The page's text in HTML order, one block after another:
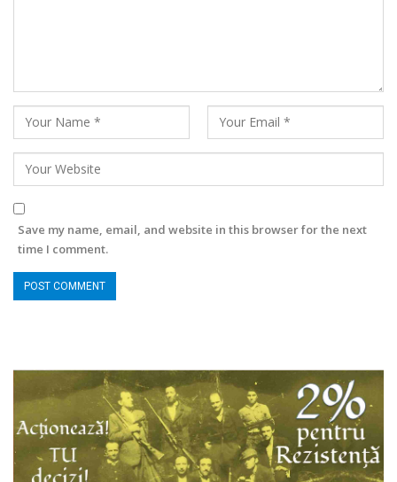
Save my name, email, and website in this browser for the next
time I comment.